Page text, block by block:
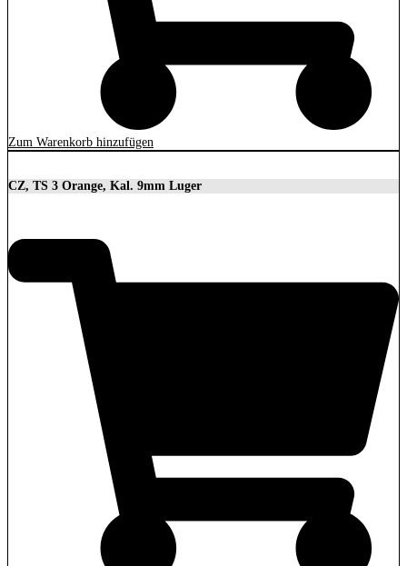
Zum Warenkorb hinzufügen
CZ, TS 3 Orange, Kal. 9mm Luger